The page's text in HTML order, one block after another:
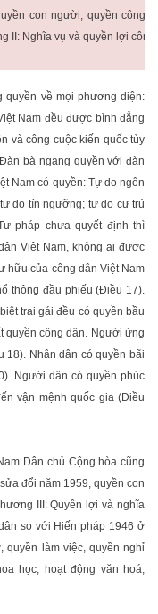
con người, quyền công
II: Nghĩa vụ và quyền lợi công
quyền về mọi phương diện:
Nam đều được bình đẳng
và công cuộc kiến quốc tùy
bà ngang quyền với đàn
Nam có quyền: Tự do ngôn
do tín ngưỡng; tự do cư trú
pháp chưa quyết định thì
Việt Nam, không ai được
hữu của công dân Việt Nam
thông đầu phiếu (Điều 17).
trai gái đều có quyền bầu
quyền công dân. Người ứng
Nhân dân có quyền bãi
Người dân có quyền phúc
vận mệnh quốc gia (Điều
Dân chủ Cộng hòa cũng
đổi năm 1959, quyền con
III: Quyền lợi và nghĩa
so với Hiến pháp 1946 ở
quyền làm việc, quyền nghỉ
học, hoạt động văn hoá,